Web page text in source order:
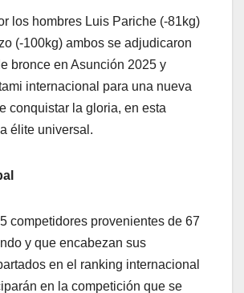
los hombres Luis Pariche (-81kg)
(-100kg) ambos se adjudicaron
bronce en Asunción 2025 y
internacional para una nueva
conquistar la gloria, en esta
élite universal.
competidores provenientes de 67
y que encabezan sus
en el ranking internacional
en la competición que se